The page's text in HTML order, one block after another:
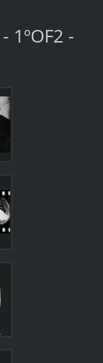
1ºOF2 -